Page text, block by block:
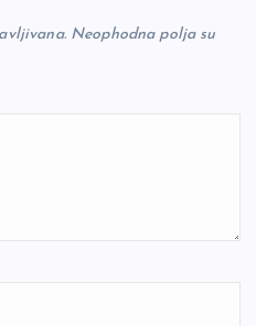
Neophodna polja su